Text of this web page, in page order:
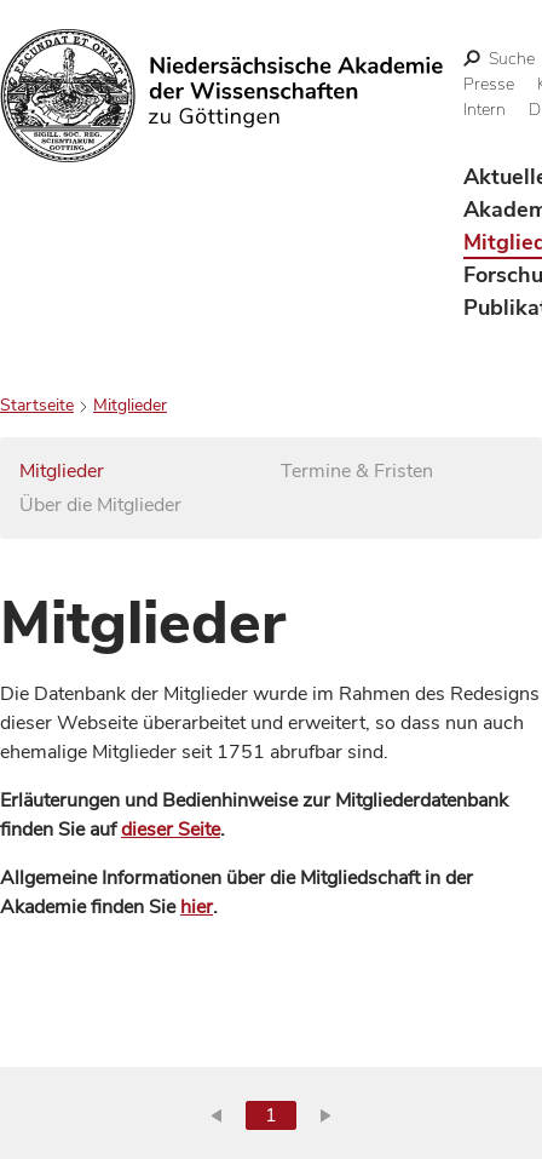
Suchen
Suche
Presse
Intern
Startseite Mitglieder
Mitglieder
Über die Mitglieder
Termine & Fristen
Mitglieder
Die Datenbank der Mitglieder wurde im Rahmen des Redesigns
dieser Webseite überarbeitet und erweitert, so dass nun auch
ehemalige Mitglieder seit 1751 abrufbar sind.
Erläuterungen und Bedienhinweise zur Mitgliederdatenbank
finden Sie aufdieser Seite.
Allgemeine Informationen über die Mitgliedschaft in der
Akademie finden Siehier.
1